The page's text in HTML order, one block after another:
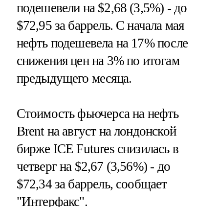
подешевели на $2,68 (3,5%) - до
$72,95 за баррель. С начала мая
нефть подешевела на 17% после
снижения цен на 3% по итогам
предыдущего месяца.
Стоимость фьючерса на нефть
Brent на август на лондонской
бирже ICE Futures снизилась в
четверг на $2,67 (3,56%) - до
$72,34 за баррель, сообщает
"Интерфакс".